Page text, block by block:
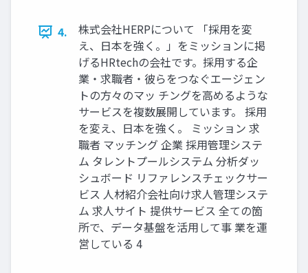
4.
株式会社HERPについて 「採用を変
え、日本を強く。」をミッションに掲
げるHRtechの会社です。採用する企
業・求職者・彼らをつなぐエージェン
トの方々のマッ チングを高めるような
サービスを複数展開しています。 採用
を変え、日本を強く。 ミッション 求
職者 マッチング 企業 採用管理システ
ム タレントプールシステム 分析ダッ
シュボード リファレンスチェックサー
ビス 人材紹介会社向け求人管理システ
ム 求人サイト 提供サービス 全ての箇
所で、データ基盤を活用して事 業を運
営している 4